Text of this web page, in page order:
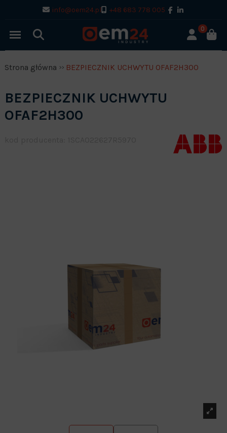
info@oem24.pl +48 683 778 005
0
Strona główna BEZPIECZNIK UCHWYTU OFAF2H300
BEZPIECZNIK UCHWYTU
OFAF2H300